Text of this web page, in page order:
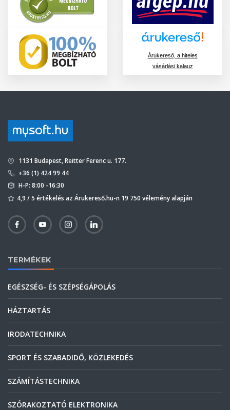
Árukereső, a hiteles
vásárlási kalauz
1131 Budapest, Reitter Ferenc u. 177.
+36 (1) 424 99 44
H-P: 8:00 -16:30
4,9 / 5 értékelés az Árukereső.hu-n 19 750 vélemény alapján
TERMÉKEK
EGÉSZSÉG- ÉS SZÉPSÉGÁPOLÁS
HÁZTARTÁS
IRODATECHNIKA
SPORT ÉS SZABADIDŐ, KÖZLEKEDÉS
SZÁMÍTÁSTECHNIKA
SZÓRAKOZTATÓ ELEKTRONIKA